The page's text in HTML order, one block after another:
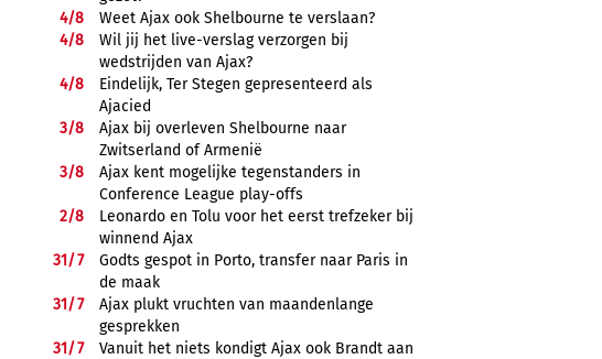
4/8
Weet Ajax ook Shelbourne te verslaan?
4/8
Wil jij het live-verslag verzorgen bij
wedstrijden van Ajax?
4/8
Eindelijk, Ter Stegen gepresenteerd als
Ajacied
3/8
Ajax bij overleven Shelbourne naar
Zwitserland of Armenië
3/8
Ajax kent mogelijke tegenstanders in
Conference League play-offs
2/8
Leonardo en Tolu voor het eerst trefzeker bij
winnend Ajax
31/7
Godts gespot in Porto, transfer naar Paris in
de maak
31/7
Ajax plukt vruchten van maandenlange
gesprekken
31/7
Vanuit het niets kondigt Ajax ook Brandt aan